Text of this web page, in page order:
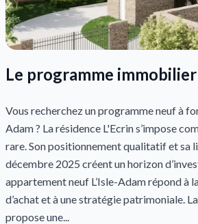
Le programme immobilier
Vous recherchez un programme neuf à
Adam ? La résidence L'Ecrin s’impose
rare. Son positionnement qualitatif et sa
décembre 2025 créent un horizon
appartement neuf L’Isle-Adam répond à
d’achat et à une stratégie patrimoniale.
propose une...